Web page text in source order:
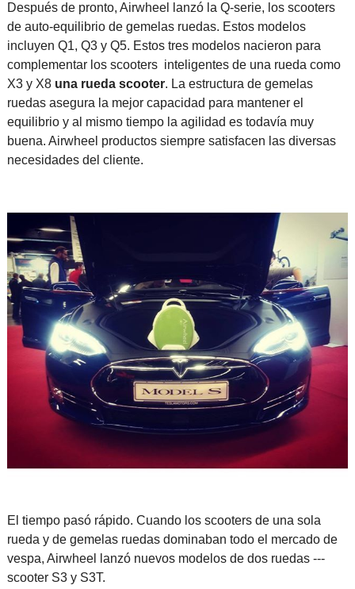
Después de pronto, Airwheel lanzó la Q-serie, los scooters
de auto-equilibrio de gemelas ruedas. Estos modelos
incluyen Q1, Q3 y Q5. Estos tres modelos nacieron para
complementar los scooters inteligentes de una rueda como
X3 y X8 una rueda scooter. La estructura de gemelas
ruedas asegura la mejor capacidad para mantener el
equilibrio y al mismo tiempo la agilidad es todavía muy
buena. Airwheel productos siempre satisfacen las diversas
necesidades del cliente.
El tiempo pasó rápido. Cuando los scooters de una sola
rueda y de gemelas ruedas dominaban todo el mercado de
vespa, Airwheel lanzó nuevos modelos de dos ruedas ---
scooter S3 y S3T.